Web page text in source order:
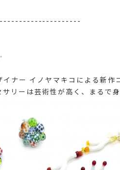
ナー イノヤマキコによる新作
リーは芸術性が高く、まるで